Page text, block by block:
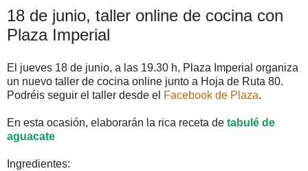
18 de junio, taller online de cocina con
Plaza Imperial
El jueves 18 de junio, a las 19.30 h, Plaza Imperial organiza
un nuevo taller de cocina online junto a Hoja de Ruta 80.
Podréis seguir el taller desde el Facebook de Plaza.
En esta ocasión, elaborarán la rica receta de tabulé de
aguacate
Ingredientes: